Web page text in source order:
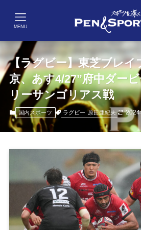
MENU
【ラグビー】東芝ブレイ
京、あす4/27”府中ダー
リーサンゴリアス戦
国内スポーツ ラグビー 原田亜紀夫 2024